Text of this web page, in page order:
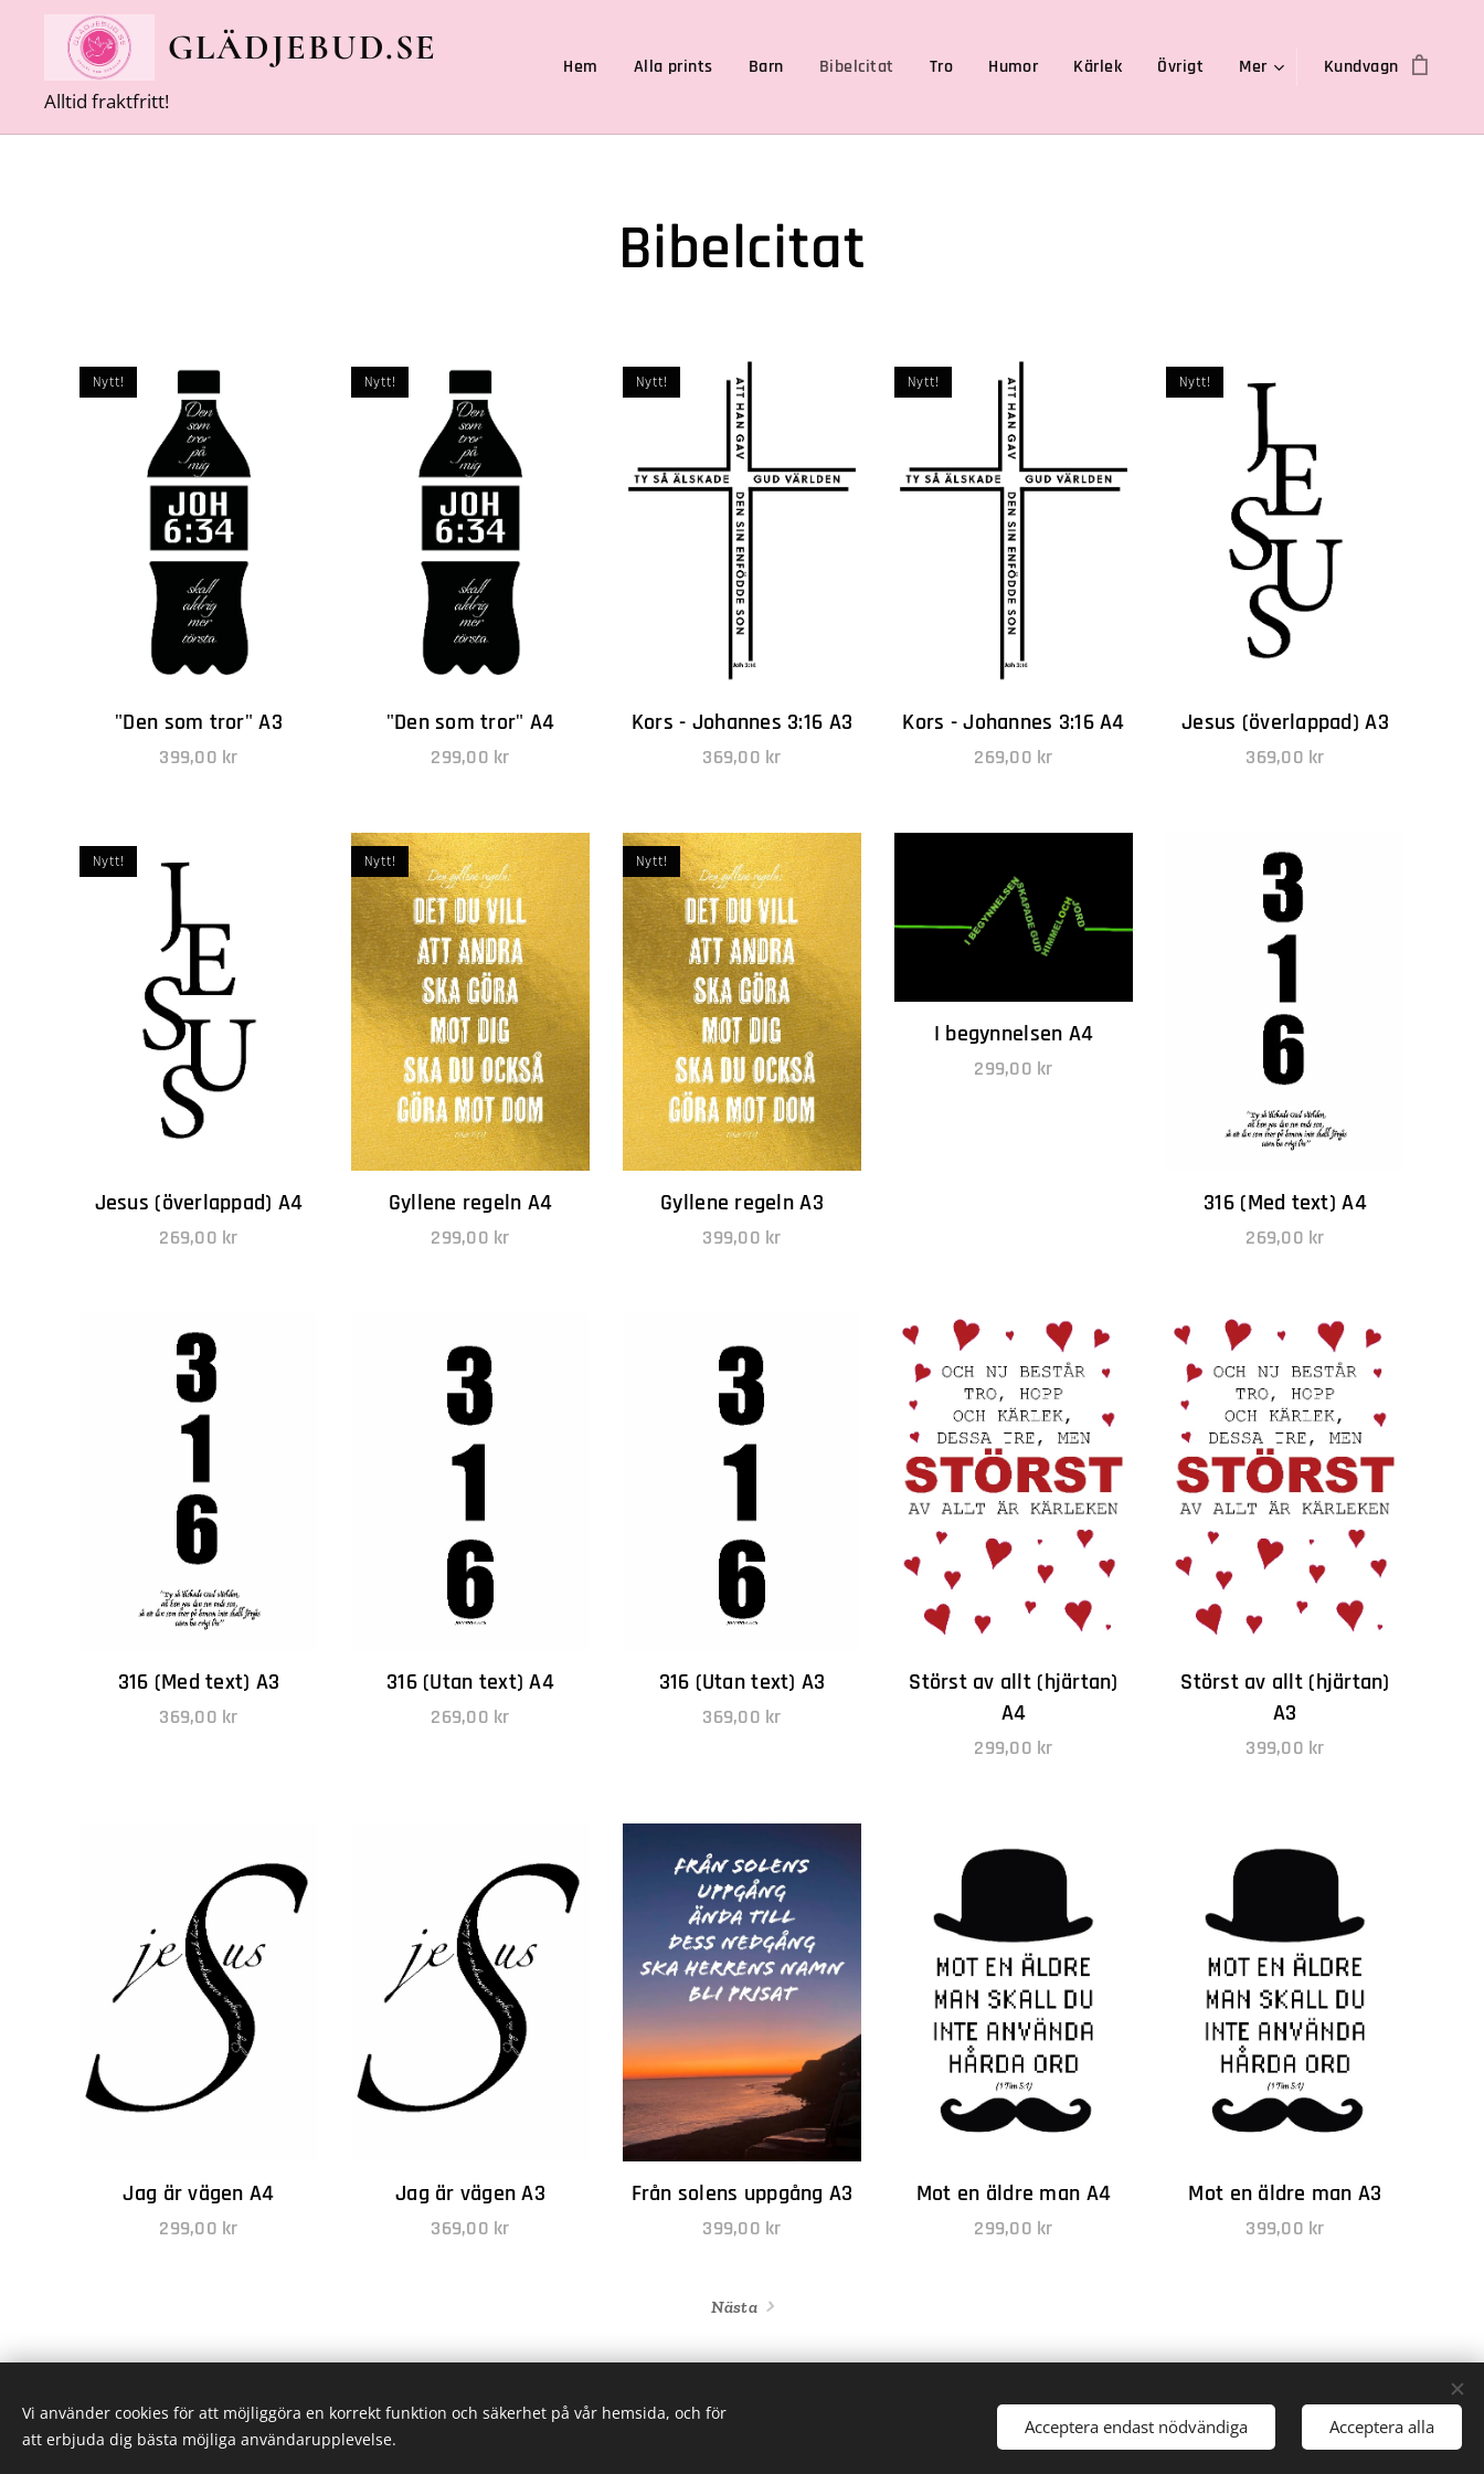
GLÄDJEBUD.SE
Alltid fraktfritt!
Hem Alla prints Barn Bibelcitat Tro Humor Kärlek Övrigt Mer Kundvagn
Bibelcitat
"Den som tror" A3
Nytt!
399,00 kr
"Den som tror" A4
Nytt!
299,00 kr
Kors - Johannes 3:16 A3
Nytt!
369,00 kr
Kors - Johannes 3:16 A4
Nytt!
269,00 kr
Jesus (överlappad) A3
Nytt!
369,00 kr
Jesus (överlappad) A4
Nytt!
269,00 kr
Gyllene regeln A4
Nytt!
299,00 kr
Gyllene regeln A3
Nytt!
399,00 kr
I begynnelsen A4
299,00 kr
316 (Med text) A4
269,00 kr
316 (Med text) A3
369,00 kr
316 (Utan text) A4
269,00 kr
316 (Utan text) A3
369,00 kr
Störst av allt (hjärtan)
A4
299,00 kr
Störst av allt (hjärtan)
A3
399,00 kr
Jag är vägen A4
299,00 kr
Jag är vägen A3
369,00 kr
Från solens uppgång A3
399,00 kr
Mot en äldre man A4
299,00 kr
Mot en äldre man A3
399,00 kr
Nästa
© 2025 Glädjebud
Cookies
Vi använder cookies för att möjliggöra en korrekt funktion och säkerhet på vår hemsida, och för
att erbjuda dig bästa möjliga användarupplevelse.
Acceptera endast nödvändiga Acceptera alla